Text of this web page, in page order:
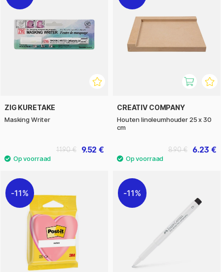
ZIG KURETAKE
Masking Writer
9.52 €
11.90 €
CREATIV COMPANY
Houten linoleumhouder 25 x 30
cm
6.23 €
8.90 €
11% 11%